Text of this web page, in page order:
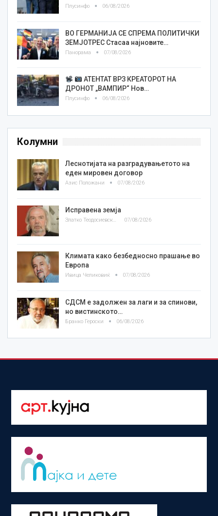
Плусинфо 06/08/2026
ВО ГЕРМАНИЈА СЕ СПРЕМА ПОЛИТИЧКИ
ЗЕМЈОТРЕС Стасаа најновите…
Панорама 07/08/2026
АТЕНТАТ ВРЗ КРЕАТОРОТ НА
ДРОНОТ „ВАМПИР“ Нов…
Плусинфо 06/08/2026
Колумни
Леснотијата на разградувањетото на
еден мировен договор
Азис Положани 07/08/2026
Исправена земја
Златко Теодосиевски 07/08/2026
Климата како безбедносно прашање во
Европа
Ивица Челиковиќ 07/08/2026
СДСМ е задолжен за лаги и за спинови,
но вистинското…
Бранко Героски 06/08/2026